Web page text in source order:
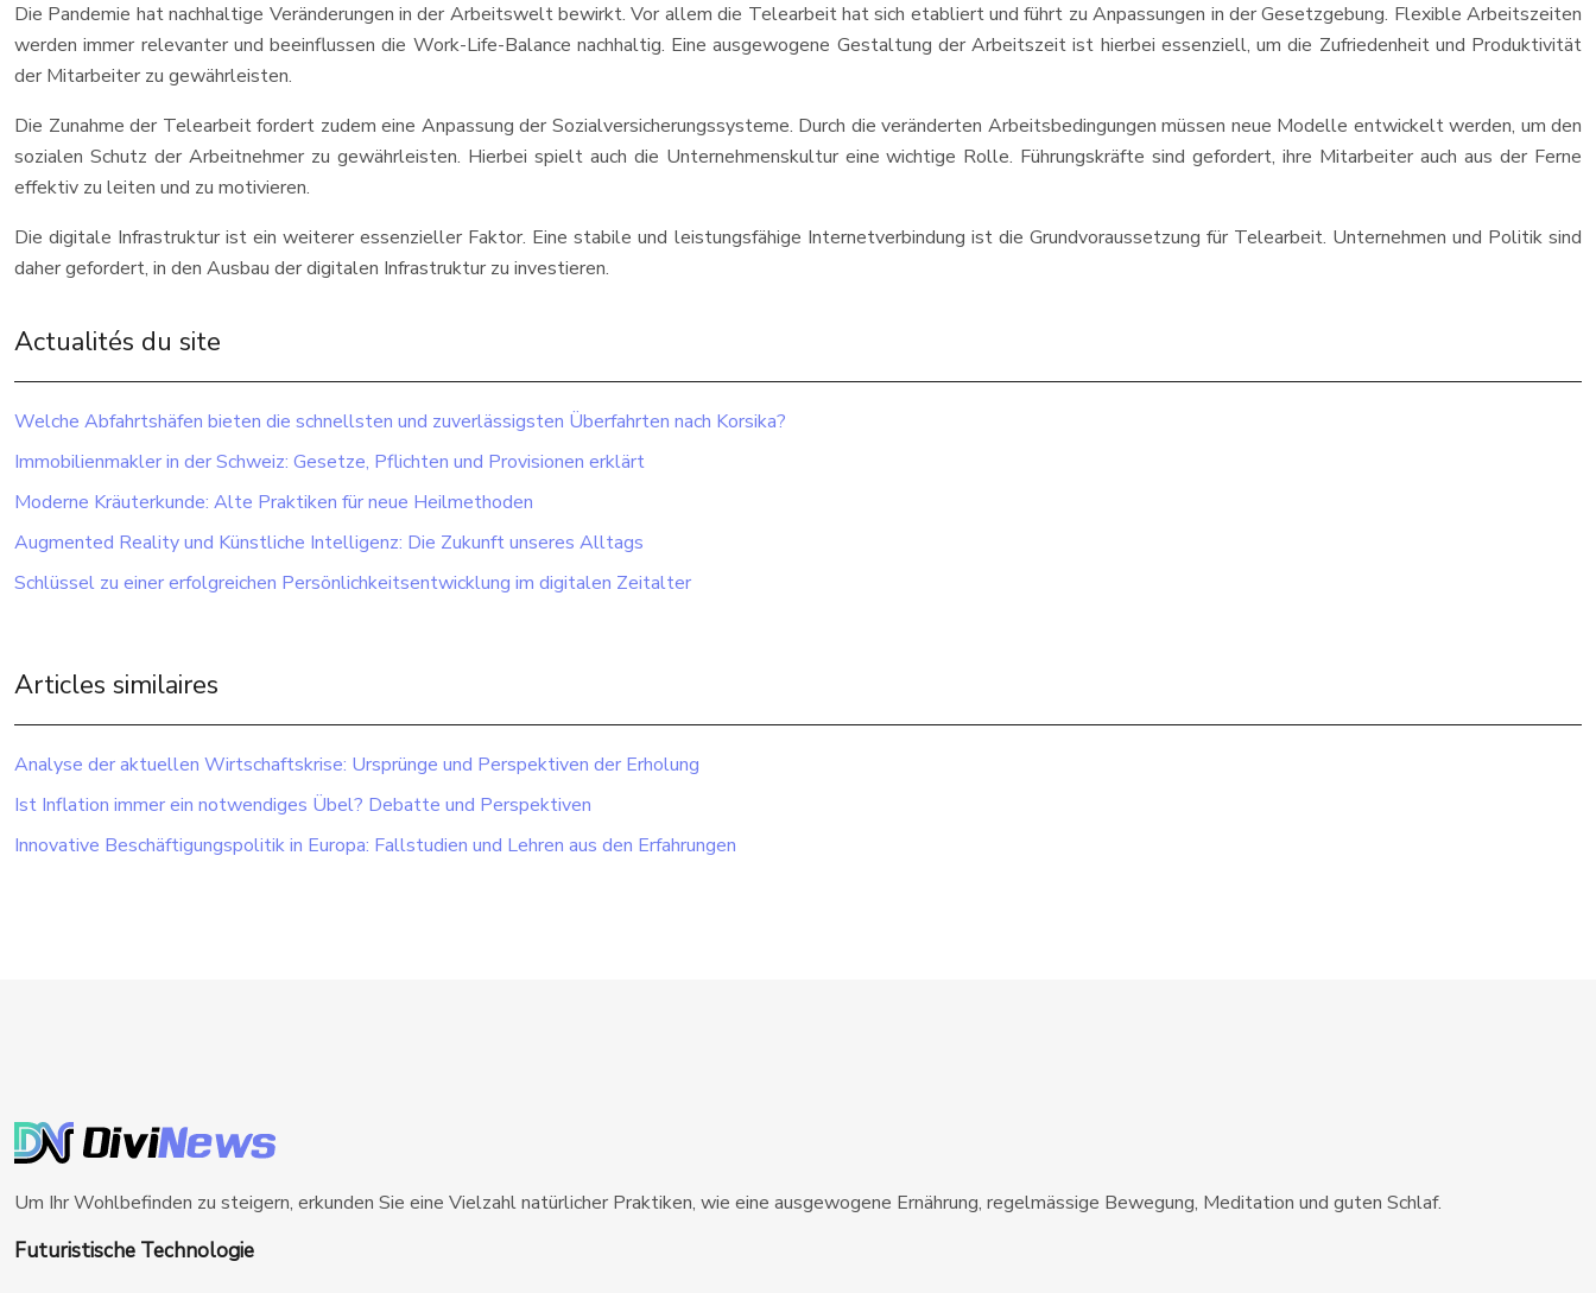
Die Pandemie hat nachhaltige Veränderungen in der Arbeitswelt bewirkt. Vor allem die Telearbeit hat sich etabliert und führt zu Anpassungen in der Gesetzgebung. Flexible Arbeitszeiten
werden immer relevanter und beeinflussen die Work-Life-Balance nachhaltig. Eine ausgewogene Gestaltung der Arbeitszeit ist hierbei essenziell, um die Zufriedenheit und Produktivität
der Mitarbeiter zu gewährleisten.
Die Zunahme der Telearbeit fordert zudem eine Anpassung der Sozialversicherungssysteme. Durch die veränderten Arbeitsbedingungen müssen neue Modelle entwickelt werden, um den
sozialen Schutz der Arbeitnehmer zu gewährleisten. Hierbei spielt auch die Unternehmenskultur eine wichtige Rolle. Führungskräfte sind gefordert, ihre Mitarbeiter auch aus der Ferne
effektiv zu leiten und zu motivieren.
Die digitale Infrastruktur ist ein weiterer essenzieller Faktor. Eine stabile und leistungsfähige Internetverbindung ist die Grundvoraussetzung für Telearbeit. Unternehmen und Politik sind
daher gefordert, in den Ausbau der digitalen Infrastruktur zu investieren.
Actualités du site
Welche Abfahrtshäfen bieten die schnellsten und zuverlässigsten Überfahrten nach Korsika?
Immobilienmakler in der Schweiz: Gesetze, Pflichten und Provisionen erklärt
Moderne Kräuterkunde: Alte Praktiken für neue Heilmethoden
Augmented Reality und Künstliche Intelligenz: Die Zukunft unseres Alltags
Schlüssel zu einer erfolgreichen Persönlichkeitsentwicklung im digitalen Zeitalter
Articles similaires
Analyse der aktuellen Wirtschaftskrise: Ursprünge und Perspektiven der Erholung
Ist Inflation immer ein notwendiges Übel? Debatte und Perspektiven
Innovative Beschäftigungspolitik in Europa: Fallstudien und Lehren aus den Erfahrungen
Um Ihr Wohlbefinden zu steigern, erkunden Sie eine Vielzahl natürlicher Praktiken, wie eine ausgewogene Ernährung, regelmässige Bewegung, Meditation und guten Schlaf.
Futuristische Technologie